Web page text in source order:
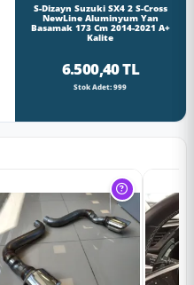
S-Dizayn Suzuki SX4 2 S-Cross
NewLine Aluminyum Yan
Basamak 173 Cm 2014-2021 A+
Kalite
6.500,40 TL
Stok Adet: 999